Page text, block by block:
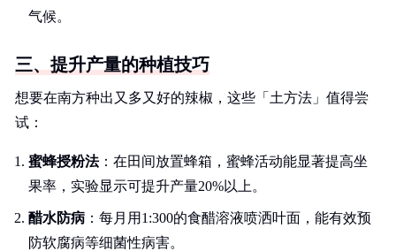
气候。
三、提升产量的种植技巧
想要在南方种出又多又好的辣椒，这些「土方法」值得尝
试：
蜜蜂授粉法：在田间放置蜂箱，蜜蜂活动能显著提高坐
果率，实验显示可提升产量20%以上。
醋水防病 ：每月用1:300的食醋溶液喷洒叶面，能有效预
防软腐病等细菌性病害。